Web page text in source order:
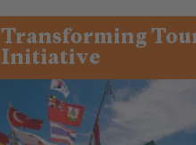
Transforming
Initiative